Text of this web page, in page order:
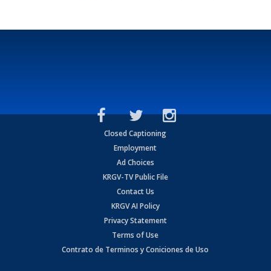
Closed Captioning
Employment
Ad Choices
KRGV-TV Public File
Contact Us
KRGV AI Policy
Privacy Statement
Terms of Use
Contrato de Terminos y Coniciones de Uso